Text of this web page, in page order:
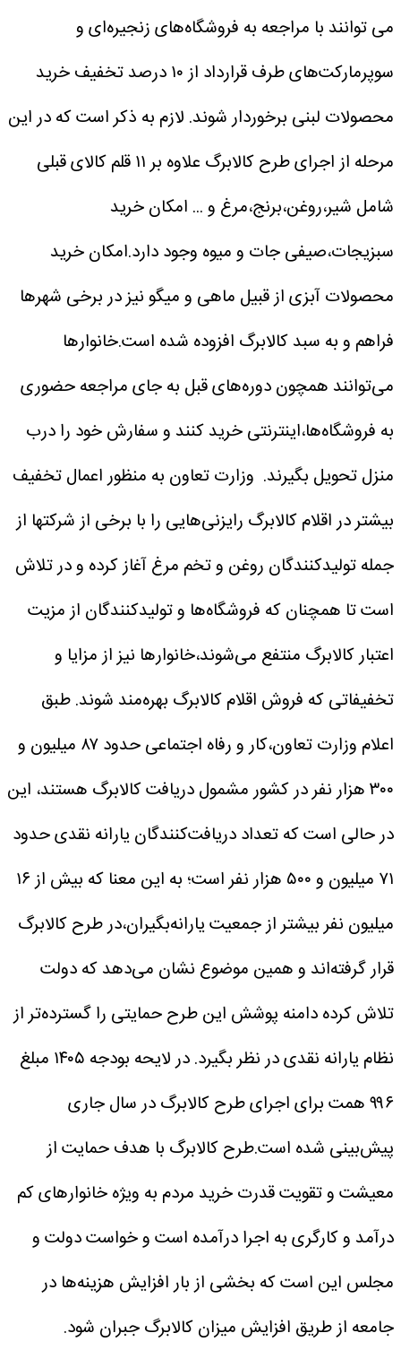
می توانند با مراجعه به فروشگاه‌های زنجیره‌ای و
سوپرمارکت‌های طرف قرارداد از ۱۰ درصد تخفیف خرید
محصولات لبنی برخوردار شوند. لازم به ذکر است که در این
مرحله از اجرای طرح کالابرگ علاوه بر ۱۱ قلم کالای قبلی
شامل شیر،روغن،برنج،مرغ و ... امکان خرید
سبزیجات،صیفی جات و میوه وجود دارد.امکان خرید
محصولات آبزی از قبیل ماهی و میگو نیز در برخی شهرها
فراهم و به سبد کالابرگ افزوده شده است.خانوارها
می‌توانند همچون دوره‌های قبل به جای مراجعه حضوری
به فروشگاه‌ها،اینترنتی خرید کنند و سفارش خود را درب
منزل تحویل بگیرند. وزارت تعاون به منظور اعمال تخفیف
بیشتر در اقلام کالابرگ رایزنی‌هایی را با برخی از شرکتها از
جمله تولیدکنندگان روغن و تخم مرغ آغاز کرده و در تلاش
است تا همچنان که فروشگاه‌ها و تولیدکنندگان از مزیت
اعتبار کالابرگ منتفع می‌شوند،خانوارها نیز از مزایا و
تخفیفاتی که فروش اقلام کالابرگ بهره‌مند شوند.طبق
اعلام وزارت تعاون،کار و رفاه اجتماعی حدود ۸۷ میلیون و
۳۰۰ هزار نفر در کشور مشمول دریافت کالابرگ هستند، این
در حالی است که تعداد دریافت‌کنندگان یارانه نقدی حدود
۷۱ میلیون و ۵۰۰ هزار نفر است؛ به این معنا که بیش از ۱۶
میلیون نفر بیشتر از جمعیت یارانه‌بگیران،در طرح کالابرگ
قرار گرفته‌اند و همین موضوع نشان می‌دهد که دولت
تلاش کرده دامنه پوشش این طرح حمایتی را گسترده‌تر از
نظام یارانه نقدی در نظر بگیرد.
در لایحه بودجه ۱۴۰۵ مبلغ
۹۹۶ همت برای اجرای طرح کالابرگ در سال جاری
پیش‌بینی شده است.طرح کالابرگ با هدف حمایت از
معیشت و تقویت قدرت خرید مردم به ویژه خانوارهای کم
درآمد و کارگری به اجرا درآمده است و خواست دولت و
مجلس این است که بخشی از بار افزایش‌ هزینه‌ها در
جامعه از طریق افزایش میزان کالابرگ جبران شود.